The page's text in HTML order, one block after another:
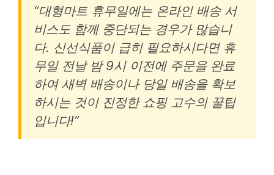
“대형마트 휴무일에는 온라인 배송 서
비스도 함께 중단되는 경우가 많습니
다. 신선식품이 급히 필요하시다면 휴
무일 전날 밤 9시 이전에 주문을 완료
하여 새벽 배송이나 당일 배송을 확보
하시는 것이 진정한 쇼핑 고수의 꿀팁
입니다!”